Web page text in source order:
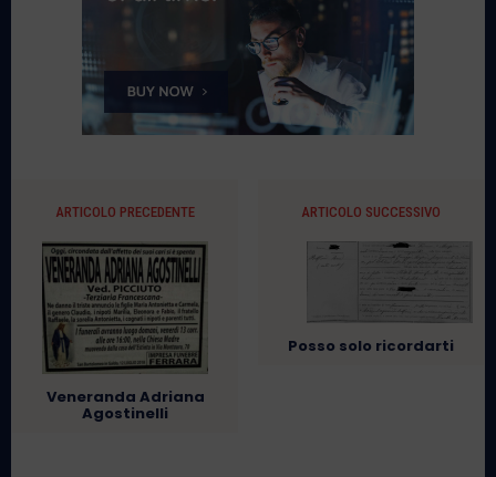
ARTICOLO PRECEDENTE
Veneranda Adriana
Agostinelli
ARTICOLO SUCCESSIVO
Posso solo ricordarti